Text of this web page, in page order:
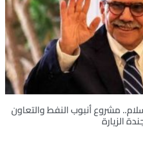
مشروع أنبوب النفط والتعاون
الزيارة